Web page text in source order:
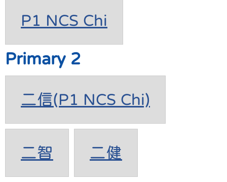
P1 NCS Chi
Primary 2
二信(P1 NCS Chi)
二智 二健